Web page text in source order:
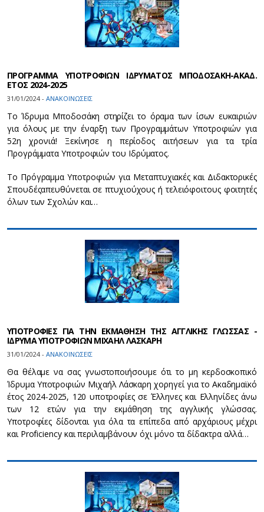
ΠΡΟΓΡΑΜΜΑ ΥΠΟΤΡΟΦΙΩΝ ΙΔΡΥΜΑΤΟΣ ΜΠΟΔΟΣΑΚΗ-ΑΚΑΔ.
ΕΤΟΣ 2024-2025
31/01/2024 - ΑΝΑΚΟΙΝΩΣΕΙΣ
Το Ίδρυμα Μποδοσάκη στηρίζει το όραμα των ίσων ευκαιριών
για όλους με την έναρξη των Προγραμμάτων Υποτροφιών για
52η χρονιά! Ξεκίνησε η περίοδος αιτήσεων για τα τρία
Προγράμματα Υποτροφιών του Ιδρύματος.
Το Πρόγραμμα Υποτροφιών για Μεταπτυχιακές και Διδακτορικές
Σπουδέςαπευθύνεται σε πτυχιούχους ή τελειόφοιτους φοιτητές
όλων των Σχολών και…
ΥΠΟΤΡΟΦΙΕΣ ΓΙΑ ΤΗΝ ΕΚΜΑΘΗΣΗ ΤΗΣ ΑΓΓΛΙΚΗΣ ΓΛΩΣΣΑΣ -
ΙΔΡΥΜΑ ΥΠΟΤΡΟΦΙΩΝ ΜΙΧΑΗΛ ΛΑΣΚΑΡΗ
31/01/2024 - ΑΝΑΚΟΙΝΩΣΕΙΣ
Θα θέλαμε να σας γνωστοποιήσουμε ότι το μη κερδοσκοπικό
Ίδρυμα Υποτροφιών Μιχαήλ Λάσκαρη χορηγεί για το Ακαδημαϊκό
έτος 2024-2025, 120 υποτροφίες σε Έλληνες και Ελληνίδες άνω
των 12 ετών για την εκμάθηση της αγγλικής γλώσσας.
Υποτροφίες δίδονται για όλα τα επίπεδα από αρχάριους μέχρι
και Proficiency και περιλαμβάνουν όχι μόνο τα δίδακτρα αλλά…